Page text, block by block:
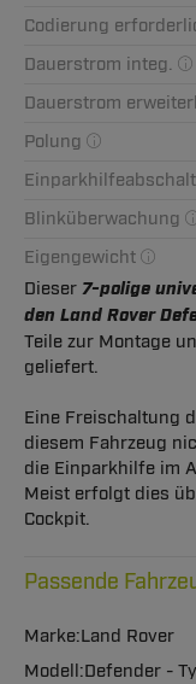
Codierung
Dauerstrom integ.
Dauerstrom
Polung
Blinküberwachung
Eigengewicht
Dieser 7-polige
den Land Rover
Teile zur Montage
geliefert.
Eine Freischaltung
diesem Fahrzeug
die Einparkhilfe im
Meist erfolgt dies
Cockpit.
Passende
Land Rover
Defender -